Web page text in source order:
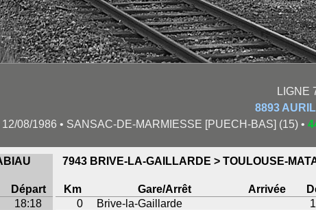
LIGNE
8893
12/08/1986 • SANSAC-DE-MARMIESSE [PUECH-BAS] (15) •
7943 BRIVE-LA-GAILLARDE > TOULOUSE-
Départ Km Gare/Arrêt Arrivée
18:18 0 Brive-la-Gaillarde